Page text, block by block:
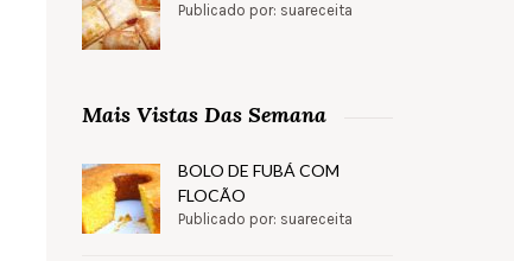
Publicado por: suareceita
Mais Vistas Das Semana
BOLO DE FUBÁ COM
FLOCÃO
Publicado por: suareceita